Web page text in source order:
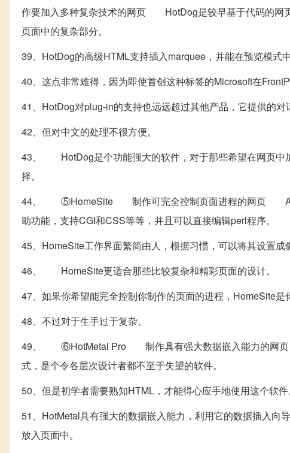
作要加入多种复杂技术的网页 HotDog是较早基于代码的网
页面中的复杂部分。
39、HotDog的高级HTML支持插入marquee，并能在预览模式
40、这点非常难得，因为即使首创这种标签的Microsoft在
41、HotDog对plug-in的支持也远远超过其他产品，它提供的
42、但对中文的处理不很方便。
43、 HotDog是个功能强大的软件，对于那些希望在网页中
择。
44、 ⑤HomeSite 制作可完全控制页面进程的网页
助功能，支持CGI和CSS等等，并且可以直接编辑perl程序。
45、HomeSite工作界面繁简由人，根据习惯，可以将其设置
46、 HomeSite更适合那些比较复杂和精彩页面的设计。
47、如果你希望能完全控制你制作的页面的进程，HomeSite是
48、不过对于生手过于复杂。
49、 ⑥HotMetal Pro 制作具有强大数据嵌入能力的网页
式，是个令各层次设计者都不至于失望的软件。
50、但是初学者需要熟知HTML，才能得心应手地使用这个软件
51、HotMetal具有强大的数据嵌入能力，利用它的数据插入向
放入页面中。